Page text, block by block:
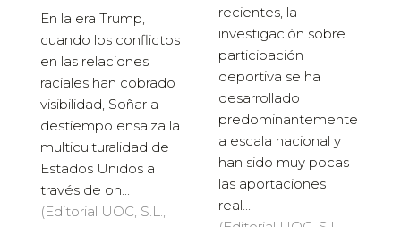
En la era Trump,
cuando los conflictos
en las relaciones
raciales han cobrado
visibilidad, Soñar a
destiempo ensalza la
multiculturalidad de
Estados Unidos a
través de on...
(Editorial UOC, S.L.,
recientes, la
investigación sobre
participación
deportiva se ha
desarrollado
predominantemente
a escala nacional y
han sido muy pocas
las aportaciones
real...